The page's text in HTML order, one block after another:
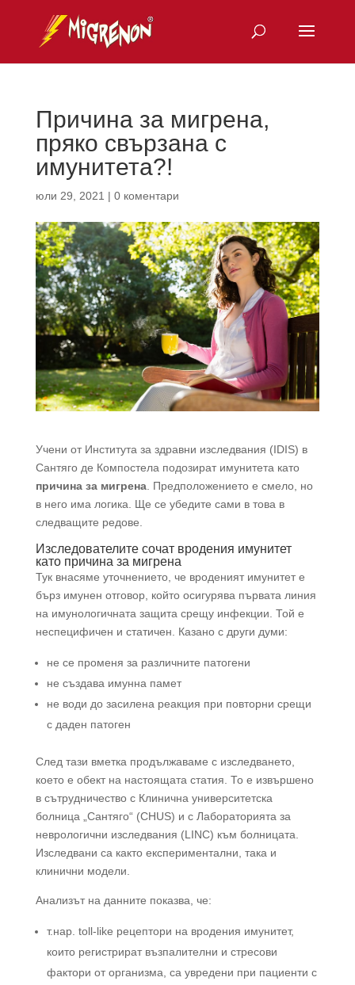
Причина за мигрена,
пряко свързана с
имунитета?!
юли 29, 2021 | 0 коментари
Учени от Института за здравни изследвания (IDIS) в
Сантяго де Компостела подозират имунитета като
причина за мигрена. Предположението е смело, но
в него има логика. Ще се убедите сами в това в
следващите редове.
Изследователите сочат вродения имунитет
като причина за мигрена
Тук внасяме уточнението, че вроденият имунитет е
бърз имунен отговор, който осигурява първата линия
на имунологичната защита срещу инфекции. Той е
неспецифичен и статичен. Казано с други думи:
не се променя за различните патогени
не създава имунна памет
не води до засилена реакция при повторни срещи
с даден патоген
След тази вметка продължаваме с изследването,
което е обект на настоящата статия. То е извършено
в сътрудничество с Клинична университетска
болница „Сантяго“ (CHUS) и с Лабораторията за
неврологични изследвания (LINC) към болницата.
Изследвани са както експериментални, така и
клинични модели.
Анализът на данните показва, че:
т.нар. toll-like рецептори на вродения имунитет,
които регистрират възпалителни и стресови
фактори от организма, са увредени при пациенти с